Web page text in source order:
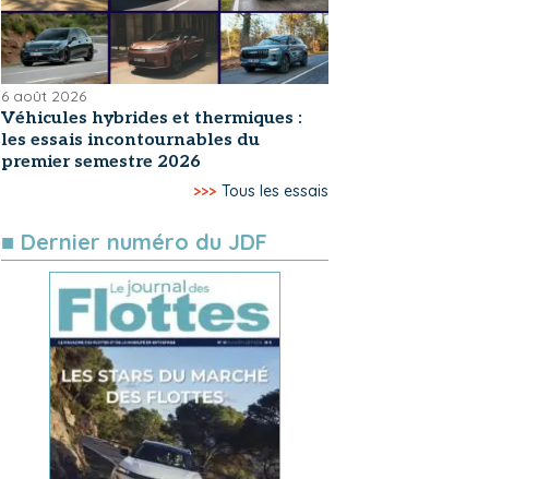
6 août 2026
Véhicules hybrides et thermiques :
les essais incontournables du
premier semestre 2026
>>> Tous les essais
■ Dernier numéro du JDF